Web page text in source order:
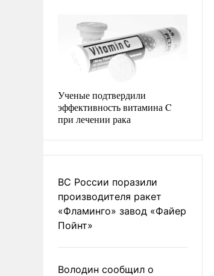
Ученые подтвердили
эффективность витамина C
при лечении рака
ВС России поразили
производителя ракет
«Фламинго» завод «Файер
Пойнт»
Володин сообщил о